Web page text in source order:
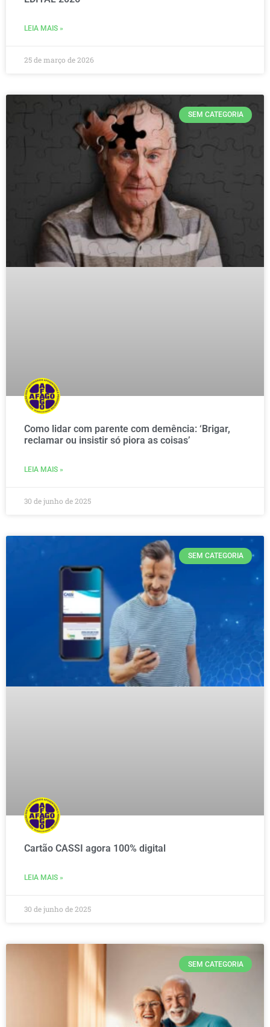
LEIA MAIS »
25 de março de 2026
SEM CATEGORIA
Como lidar com parente com demência: ‘Brigar,
reclamar ou insistir só piora as coisas’
LEIA MAIS »
30 de junho de 2025
SEM CATEGORIA
Cartão CASSI agora 100% digital
LEIA MAIS »
30 de junho de 2025
SEM CATEGORIA